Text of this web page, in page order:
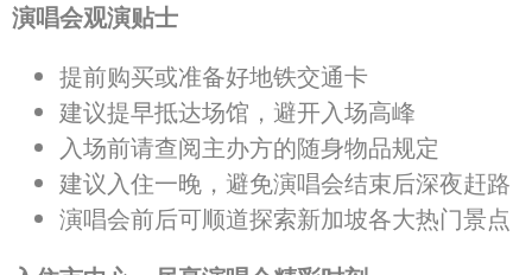
演唱会观演贴士
提前购买或准备好地铁交通卡
建议提早抵达场馆，避开入场高峰
入场前请查阅主办方的随身物品规定
建议入住一晚，避免演唱会结束后深夜赶路
演唱会前后可顺道探索新加坡各大热门景点